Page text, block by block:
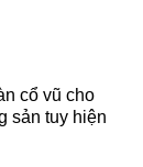
cổ vũ cho
sản tuy hiện